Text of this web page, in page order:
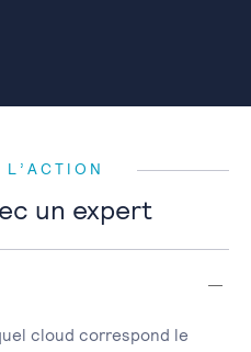
L’ACTION
un expert
cloud correspond le